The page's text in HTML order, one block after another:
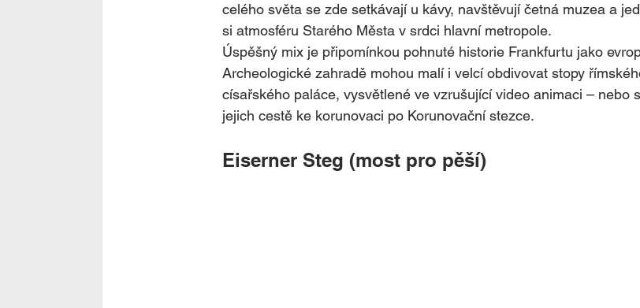
celého světa se zde setkávají u kávy, navštěvují četná muzea a
si atmosféru Starého Města v srdci hlavní metropole.
Úspěšný mix je připomínkou pohnuté historie Frankfurtu jako
Archeologické zahradě mohou malí i velcí obdivovat stopy
císařského paláce, vysvětlené ve vzrušující video animaci – nebo
jejich cestě ke korunovaci po Korunovační stezce.
Eiserner Steg (most pro pěší)